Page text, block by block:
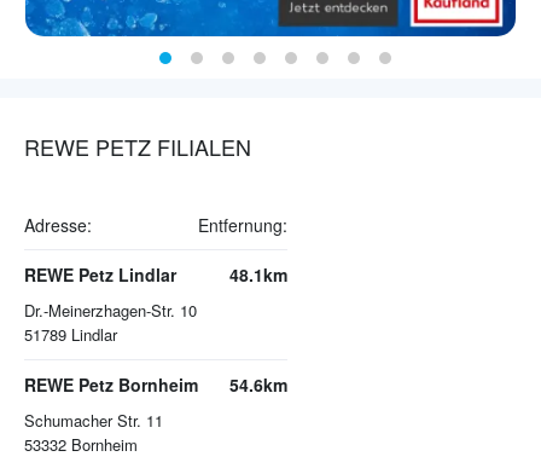
REWE PETZ FILIALEN
Adresse: Entfernung:
REWE Petz Lindlar
Dr.-Meinerzhagen-Str. 10
51789 Lindlar
48.1km
REWE Petz Bornheim
Schumacher Str. 11
53332 Bornheim
54.6km